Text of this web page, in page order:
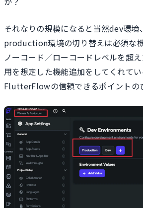
それなりの規模になると当然dev環境
production環境の切り替えは必須な
ノーコード／ローコードレベルを超
用を想定した機能追加をしてくれて
FlutterFlowの信頼できるポイントの